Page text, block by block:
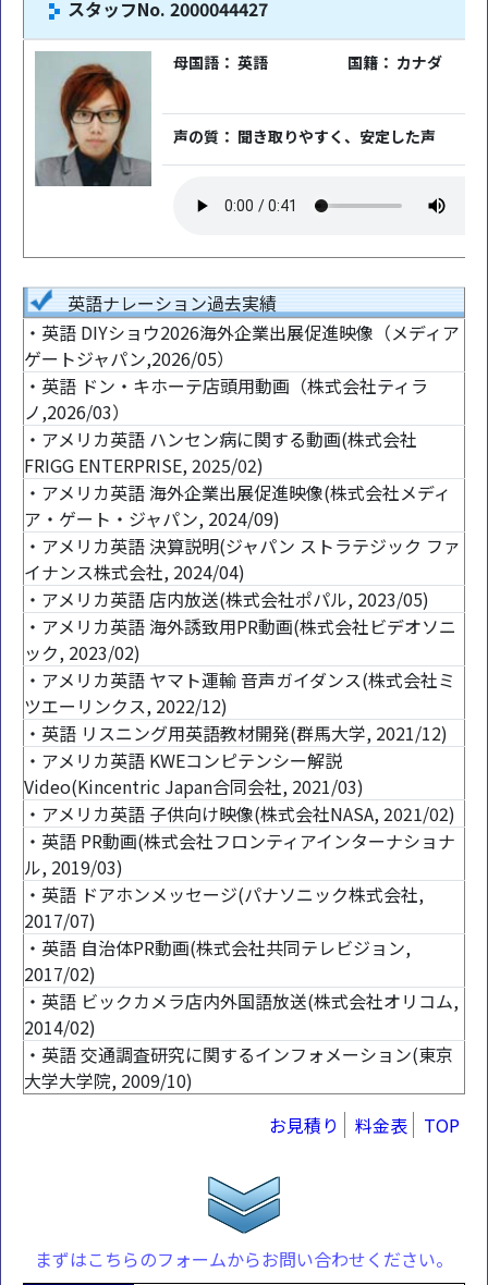
スタッフNo. 2000044427
母国語： 英語 国籍： カナダ
声の質： 聞き取りやすく、安定した声
英語ナレーション過去実績
・英語 DIYショウ2026海外企業出展促進映像（メディア
ゲートジャパン,2026/05）
・英語 ドン・キホーテ店頭用動画（株式会社ティラ
ノ,2026/03）
・アメリカ英語 ハンセン病に関する動画(株式会社
FRIGG ENTERPRISE, 2025/02)
・アメリカ英語 海外企業出展促進映像(株式会社メディ
ア・ゲート・ジャパン, 2024/09)
・アメリカ英語 決算説明(ジャパン ストラテジック ファ
イナンス株式会社, 2024/04)
・アメリカ英語 店内放送(株式会社ポパル, 2023/05)
・アメリカ英語 海外誘致用PR動画(株式会社ビデオソニ
ック, 2023/02)
・アメリカ英語 ヤマト運輸 音声ガイダンス(株式会社ミ
ツエーリンクス, 2022/12)
・英語 リスニング用英語教材開発(群馬大学, 2021/12)
・アメリカ英語 KWEコンピテンシー解説
Video(Kincentric Japan合同会社, 2021/03)
・アメリカ英語 子供向け映像(株式会社NASA, 2021/02)
・英語 PR動画(株式会社フロンティアインターナショナ
ル, 2019/03)
・英語 ドアホンメッセージ(パナソニック株式会社,
2017/07)
・英語 自治体PR動画(株式会社共同テレビジョン,
2017/02)
・英語 ビックカメラ店内外国語放送(株式会社オリコム,
2014/02)
・英語 交通調査研究に関するインフォメーション(東京
大学大学院, 2009/10)
お見積り
料金表 TOP
まずはこちらのフォームからお問い合わせください。